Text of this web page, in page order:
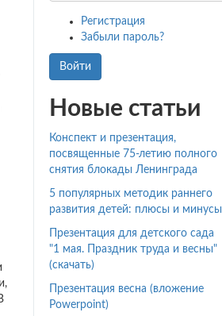
Регистрация
Забыли пароль?
Войти
Новые статьи
Конспект и презентация,
посвященные 75-летию полного
снятия блокады Ленинграда
5 популярных методик раннего
развития детей: плюсы и минусы
Презентация для детского сада
"1 мая. Праздник труда и весны"
(скачать)
Презентация весна (вложение
Powerpoint)